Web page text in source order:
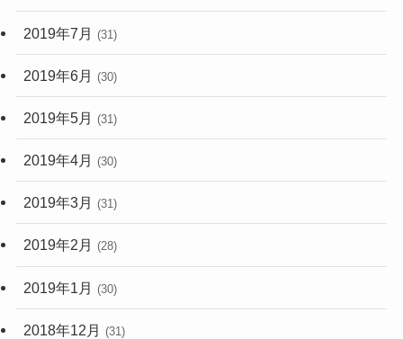
2019年7月 (31)
2019年6月 (30)
2019年5月 (31)
2019年4月 (30)
2019年3月 (31)
2019年2月 (28)
2019年1月 (30)
2018年12月 (31)